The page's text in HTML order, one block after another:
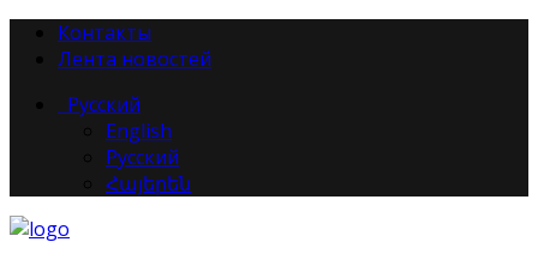
Контакты
Лента новостей
Русский
English
Русский
Հայերեն